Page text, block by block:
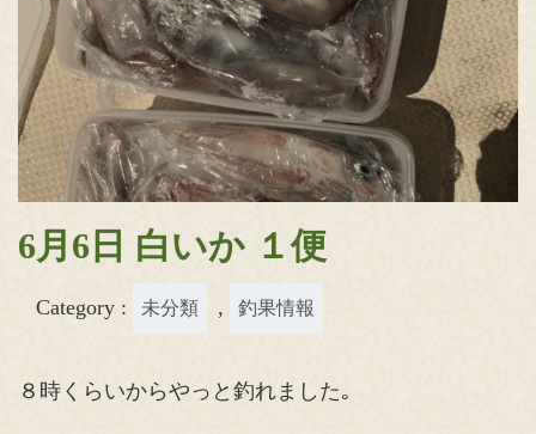
6月6日 白いか １便
Category : 未分類 , 釣果情報
８時くらいからやっと釣れました｡